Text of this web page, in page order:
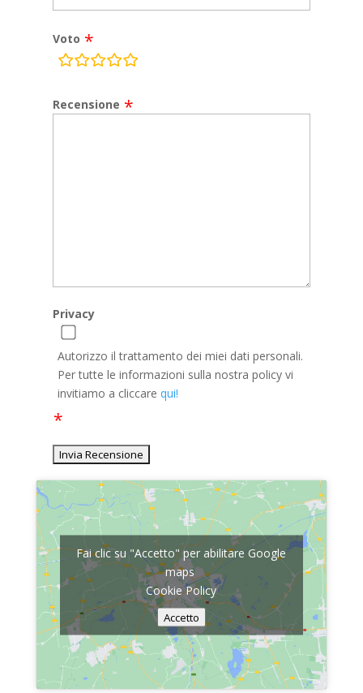
Voto
rating
Recensione
Privacy
Autorizzo il trattamento dei miei dati personali.
Per tutte le informazioni sulla nostra policy vi
invitiamo a cliccare qui!
Fai clic su "Accetto" per abilitare Google
maps
Cookie Policy
Accetto